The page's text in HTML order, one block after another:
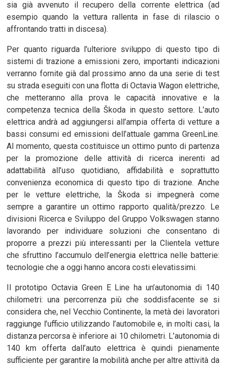
sia già avvenuto il recupero della corrente elettrica (ad
esempio quando la vettura rallenta in fase di rilascio o
affrontando tratti in discesa).
Per quanto riguarda l’ulteriore sviluppo di questo tipo di
sistemi di trazione a emissioni zero, importanti indicazioni
verranno fornite già dal prossimo anno da una serie di test
su strada eseguiti con una flotta di Octavia Wagon elettriche,
che metteranno alla prova le capacità innovative e la
competenza tecnica della Škoda in questo settore. L’auto
elettrica andrà ad aggiungersi all’ampia offerta di vetture a
bassi consumi ed emissioni dell’attuale gamma GreenLine.
Al momento, questa costituisce un ottimo punto di partenza
per la promozione delle attività di ricerca inerenti ad
adattabilità all’uso quotidiano, affidabilità e soprattutto
convenienza economica di questo tipo di trazione. Anche
per le vetture elettriche, la Škoda si impegnerà come
sempre a garantire un ottimo rapporto qualità/prezzo. Le
divisioni Ricerca e Sviluppo del Gruppo Volkswagen stanno
lavorando per individuare soluzioni che consentano di
proporre a prezzi più interessanti per la Clientela vetture
che sfruttino l’accumulo dell’energia elettrica nelle batterie:
tecnologie che a oggi hanno ancora costi elevatissimi.
Il prototipo Octavia Green E Line ha un’autonomia di 140
chilometri: una percorrenza più che soddisfacente se si
considera che, nel Vecchio Continente, la metà dei lavoratori
raggiunge l’ufficio utilizzando l’automobile e, in molti casi, la
distanza percorsa è inferiore ai 10 chilometri. L’autonomia di
140 km offerta dall’auto elettrica è quindi pienamente
sufficiente per garantire la mobilità anche per altre attività da